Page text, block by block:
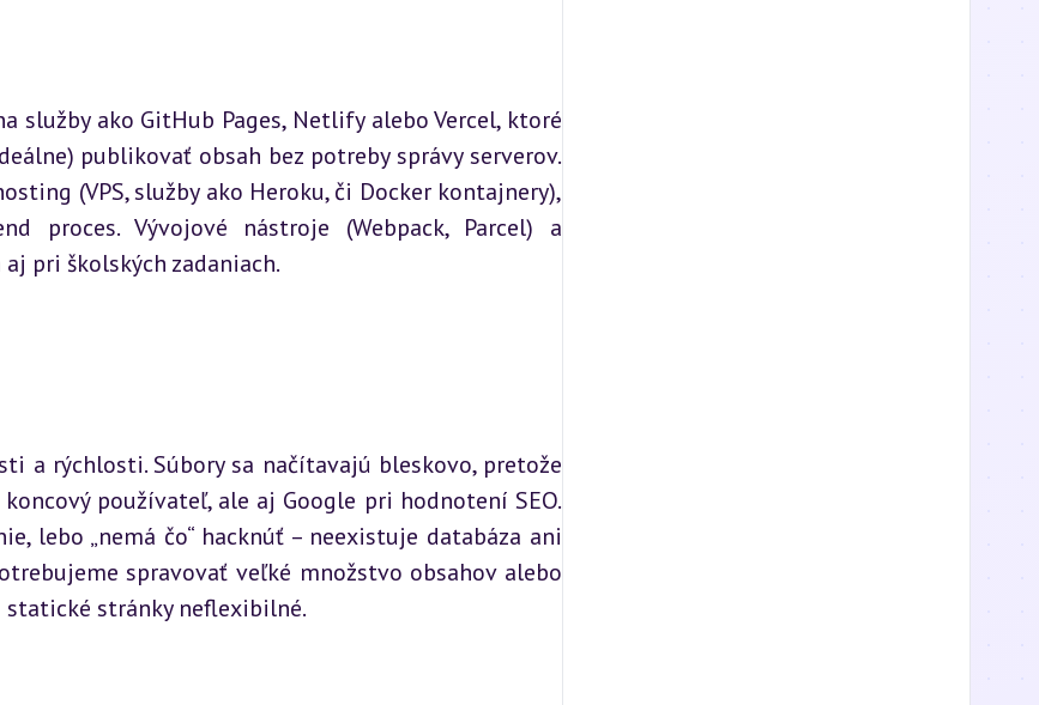
služby ako GitHub Pages, Netlify alebo Vercel, ktoré
publikovať obsah bez potreby správy serverov.
(VPS, služby ako Heroku, či Docker kontajnery),
proces. Vývojové nástroje (Webpack, Parcel) a
pri školských zadaniach.
a rýchlosti. Súbory sa načítavajú bleskovo, pretože
používateľ, ale aj Google pri hodnotení SEO.
lebo „nemá čo“ hacknúť – neexistuje databáza ani
spravovať veľké množstvo obsahov alebo
stránky neflexibilné.